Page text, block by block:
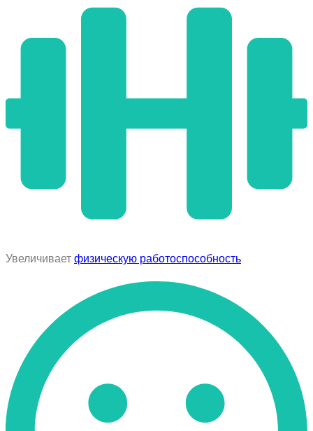
Увеличивает физическую работоспособность